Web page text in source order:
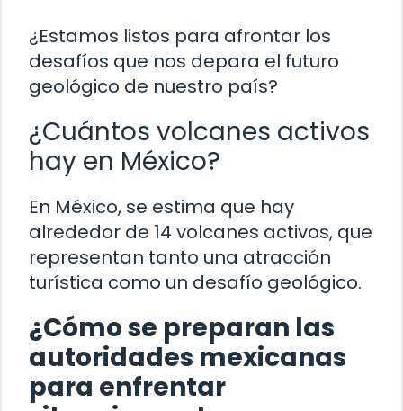
¿Estamos listos para afrontar los
desafíos que nos depara el futuro
geológico de nuestro país?
¿Cuántos volcanes activos
hay en México?
En México, se estima que hay
alrededor de 14 volcanes activos, que
representan tanto una atracción
turística como un desafío geológico.
¿Cómo se preparan las
autoridades mexicanas
para enfrentar